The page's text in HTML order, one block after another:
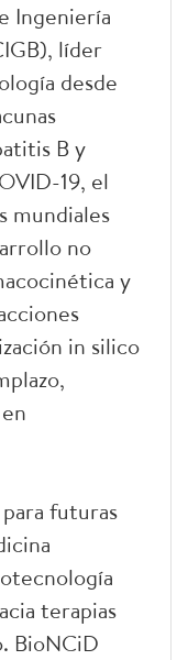
Ingeniería
líder
desde
B y
19, el
mundiales
no
y
in silico
futuras
terapias
BioNCiD